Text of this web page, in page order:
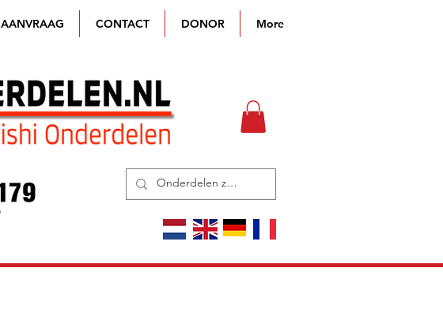
AANVRAAG CONTACT DONOR More